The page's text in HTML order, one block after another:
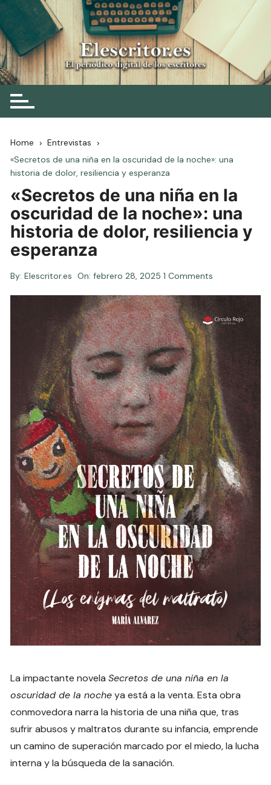
Skip
to
content
Elescritor.es
El periódico digital de los escritores
Home
Entrevistas
«Secretos de una niña en la oscuridad de la noche»: una
historia de dolor, resiliencia y esperanza
«Secretos de una niña en la
oscuridad de la noche»: una
historia de dolor, resiliencia y
esperanza
By: Elescritor.es On:febrero 28, 2025 1 Comments
La impactante novelaSecretos de una niña en la
oscuridad de la nocheya está a la venta. Esta obra
conmovedora narra la historia de una niña que, tras
sufrir abusos y maltratos durante su infancia, emprende
un camino de superación marcado por el miedo, la lucha
interna y la búsqueda de la sanación.